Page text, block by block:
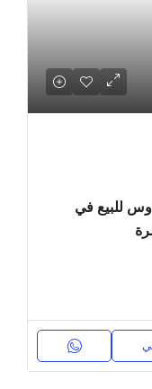
هاوس للبيع في